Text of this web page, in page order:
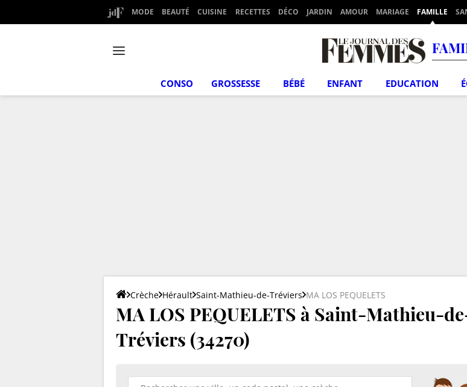
MODE BEAUTÉ CUISINE RECETTES DÉCO JARDIN AMOUR MARIAGE FAMILLE
CONSO GROSSESSE BÉBÉ ENFANT EDUCATION
Crèche Hérault Saint-Mathieu-de-Tréviers MA LOS PEQUELETS
MA LOS PEQUELETS à Saint-Mathieu-
Tréviers (34270)